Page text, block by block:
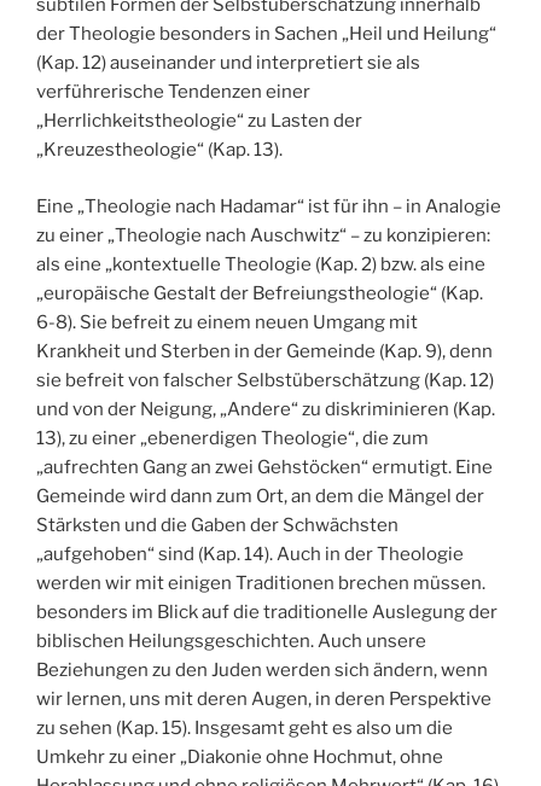
subtilen Formen der Selbstüberschätzung innerhalb
der Theologie besonders in Sachen „Heil und Heilung“
(Kap. 12) auseinander und interpretiert sie als
verführerische Tendenzen einer
„Herrlichkeitstheologie“ zu Lasten der
„Kreuzestheologie“ (Kap. 13).
Eine „Theologie nach Hadamar“ ist für ihn – in Analogie
zu einer „Theologie nach Auschwitz“ – zu konzipieren:
als eine „kontextuelle Theologie (Kap. 2) bzw. als eine
„europäische Gestalt der Befreiungstheologie“ (Kap.
6-8). Sie befreit zu einem neuen Umgang mit
Krankheit und Sterben in der Gemeinde (Kap. 9), denn
sie befreit von falscher Selbstüberschätzung (Kap. 12)
und von der Neigung, „Andere“ zu diskriminieren (Kap.
13), zu einer „ebenerdigen Theologie“, die zum
„aufrechten Gang an zwei Gehstöcken“ ermutigt. Eine
Gemeinde wird dann zum Ort, an dem die Mängel der
Stärksten und die Gaben der Schwächsten
„aufgehoben“ sind (Kap. 14). Auch in der Theologie
werden wir mit einigen Traditionen brechen müssen.
besonders im Blick auf die traditionelle Auslegung der
biblischen Heilungsgeschichten. Auch unsere
Beziehungen zu den Juden werden sich ändern, wenn
wir lernen, uns mit deren Augen, in deren Perspektive
zu sehen (Kap. 15). Insgesamt geht es also um die
Umkehr zu einer „Diakonie ohne Hochmut, ohne